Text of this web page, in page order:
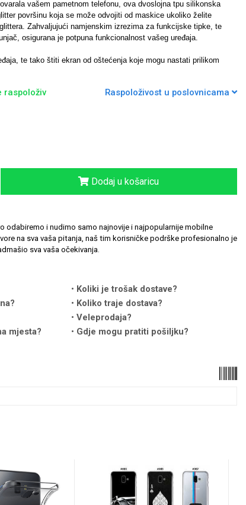
vašem pametnom telefonu, ova dvoslojna tpu silikonska
površinu koja se može odvojiti od maskice ukoliko želite
Zahvaljujući namjenskim izrezima za funkcijske tipke, te
osigurana je potpuna funkcionalnost vašeg uređaja.
te tako štiti ekran od oštećenja koje mogu nastati prilikom
raspoloživ Raspoloživost u poslovnicama
Dodaj u košaricu
odabiremo i nudimo samo najnovije i najpopularnije mobilne
na sva vaša pitanja, naš tim korisničke podrške profesionalno je
sva vaša očekivanja.
Koliki je trošak dostave?
Koliko traje dostava?
Veleprodaja?
mjesta?
Gdje mogu pratiti pošiljku?